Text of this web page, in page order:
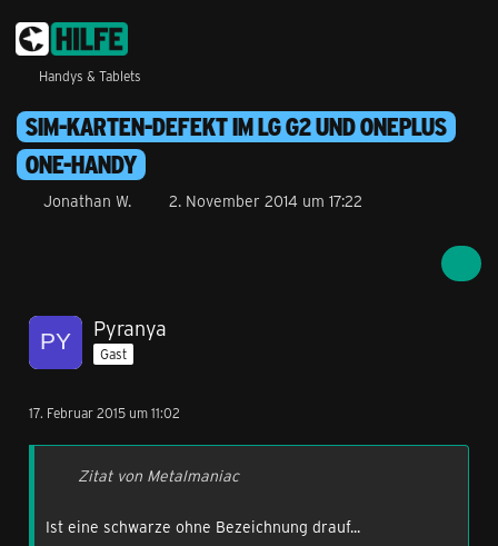
Handys & Tablets
SIM-KARTEN-DEFEKT IM LG G2 UND ONEPLUS
ONE-HANDY
Jonathan W. 2. November 2014 um 17:22
Pyranya
Gast
17. Februar 2015 um 11:02
Zitat von Metalmaniac
Ist eine schwarze ohne Bezeichnung drauf...